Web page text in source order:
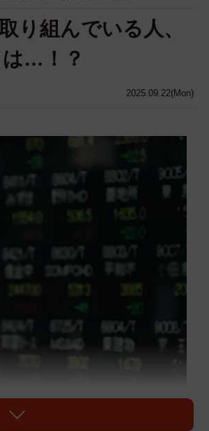
2025.09.22(Mon)
り組んでいる人、
…！？